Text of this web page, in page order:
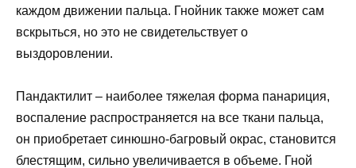
каждом движении пальца. Гнойник также может сам
вскрыться, но это не свидетельствует о
выздоровлении.
Пандактилит – наиболее тяжелая форма панариция,
воспаление распространяется на все ткани пальца,
он приобретает синюшно-багровый окрас, становится
блестящим, сильно увеличивается в объеме. Гной